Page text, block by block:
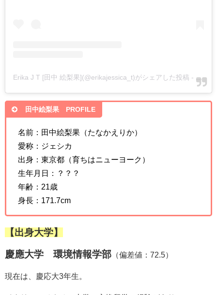
Erika J T [田中 絵梨果](@erikajessica_t)がシェアした投稿 - 2019
田中絵梨果 PROFILE
名前：田中絵梨果（たなかえりか）
愛称：ジェシカ
出身：東京都（育ちはニューヨーク）
生年月日：？？？
年齢：21歳
身長：171.7cm
【出身大学】
慶應大学 環境情報学部 （偏差値：72.5）
現在は、慶応大3年生。